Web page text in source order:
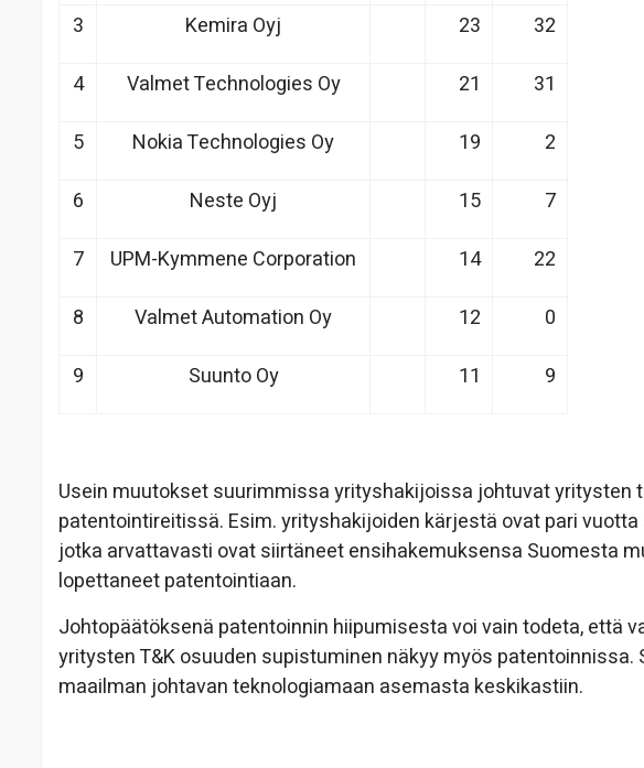
3
Kemira Oyj 23
32
4
Valmet Technologies Oy 21
31
5
Nokia Technologies Oy 19
2
6
Neste Oyj 15
7
7
UPM-Kymmene Corporation 14
22
8
Valmet Automation Oy 12
0
9
Suunto Oy 11 9
Usein muutokset suurimmissa yrityshakijoissa johtuvat yritysten
patentointireitissä. Esim. yrityshakijoiden kärjestä ovat pari
jotka arvattavasti ovat siirtäneet ensihakemuksensa Suomesta
lopettaneet patentointiaan.
Johtopäätöksenä patentoinnin hiipumisesta voi vain todeta, että
yritysten T&K osuuden supistuminen näkyy myös
maailman johtavan teknologiamaan asemasta keskikastiin.